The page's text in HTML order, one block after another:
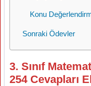
Konu
Sonraki Ödevler
3. Sınıf
254 Cevapları